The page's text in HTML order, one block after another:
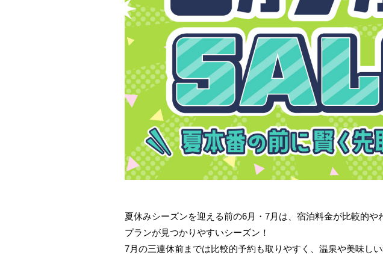
夏休みシーズンを迎える前の6月・7月は、宿泊料金が比較的や
プランが見つかりやすいシーズン！
7月の三連休前までは比較的予約も取りやすく、温泉や美味し